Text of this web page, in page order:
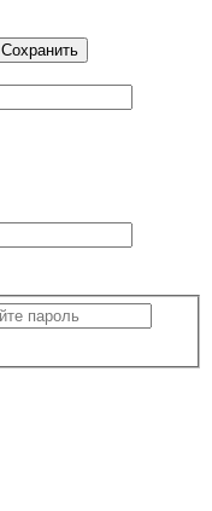
Сохранить